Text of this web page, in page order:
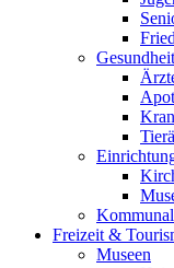
Gesundheit
Freizeit &
Museen